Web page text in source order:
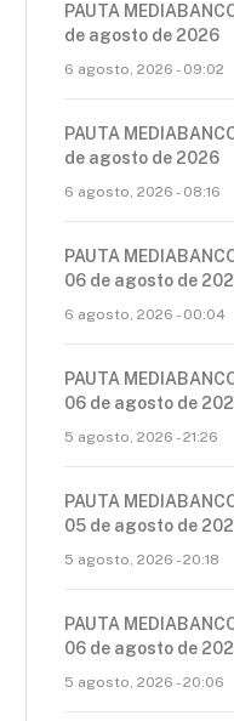
PAUTA
de agosto de 2026
6 agosto, 2026 - 09:02
PAUTA
de agosto de 2026
6 agosto, 2026 - 08:16
PAUTA
06 de agosto de
6 agosto, 2026 - 00:04
PAUTA
06 de agosto de
5 agosto, 2026 - 21:26
PAUTA
05 de agosto de
5 agosto, 2026 - 20:18
PAUTA
06 de agosto de
5 agosto, 2026 - 20:06